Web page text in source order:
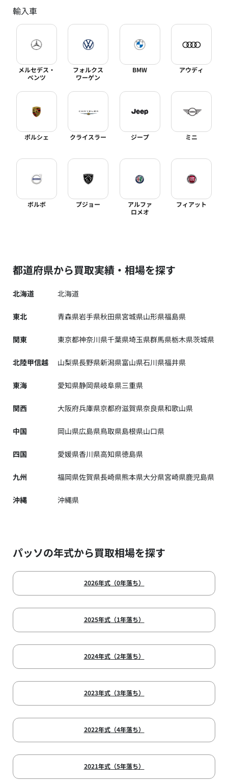
輸入車
メルセデス・
ベンツ
フォルクス
ワーゲン
BMW アウディ
ポルシェ クライスラー ジープ ミニ
ボルボ プジョー
アルファ
ロメオ
フィアット
都道府県から買取実績・相場を探す
北海道 北海道
東北 青森県岩手県秋田県宮城県山形県福島県
関東 東京都神奈川県千葉県埼玉県群馬県栃木県茨城県
北陸甲信越 山梨県長野県新潟県富山県石川県福井県
東海 愛知県静岡県岐阜県三重県
関西 大阪府兵庫県京都府滋賀県奈良県和歌山県
中国 岡山県広島県鳥取県島根県山口県
四国 愛媛県香川県高知県徳島県
九州 福岡県佐賀県長崎県熊本県大分県宮崎県鹿児島県
沖縄 沖縄県
パッソの年式から買取相場を探す
2026年式（0年落ち）
2025年式（1年落ち）
2024年式（2年落ち）
2023年式（3年落ち）
2022年式（4年落ち）
2021年式（5年落ち）